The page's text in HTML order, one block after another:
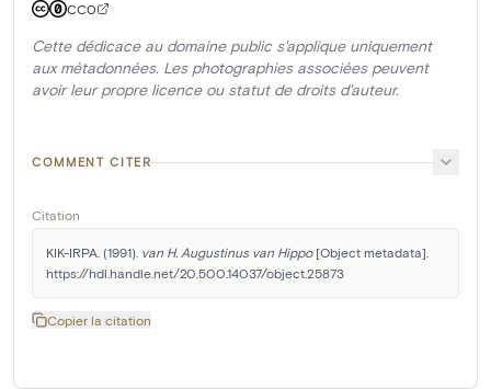
CC0
Cette dédicace au domaine public s'applique uniquement
aux métadonnées. Les photographies associées peuvent
avoir leur propre licence ou statut de droits d'auteur.
COMMENT CITER
Citation
KIK-IRPA. (1991). van H. Augustinus van Hippo [Object metadata].
https://hdl.handle.net/20.500.14037/object.25873
Copier la citation